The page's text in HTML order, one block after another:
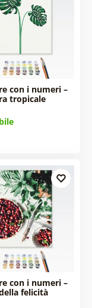
con i numeri –
tropicale
con i numeri –
felicità